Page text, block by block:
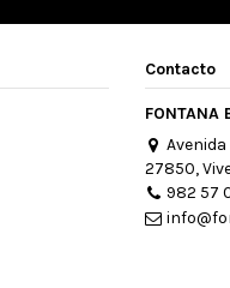
Contacto
FONTANA
27850,
982 57